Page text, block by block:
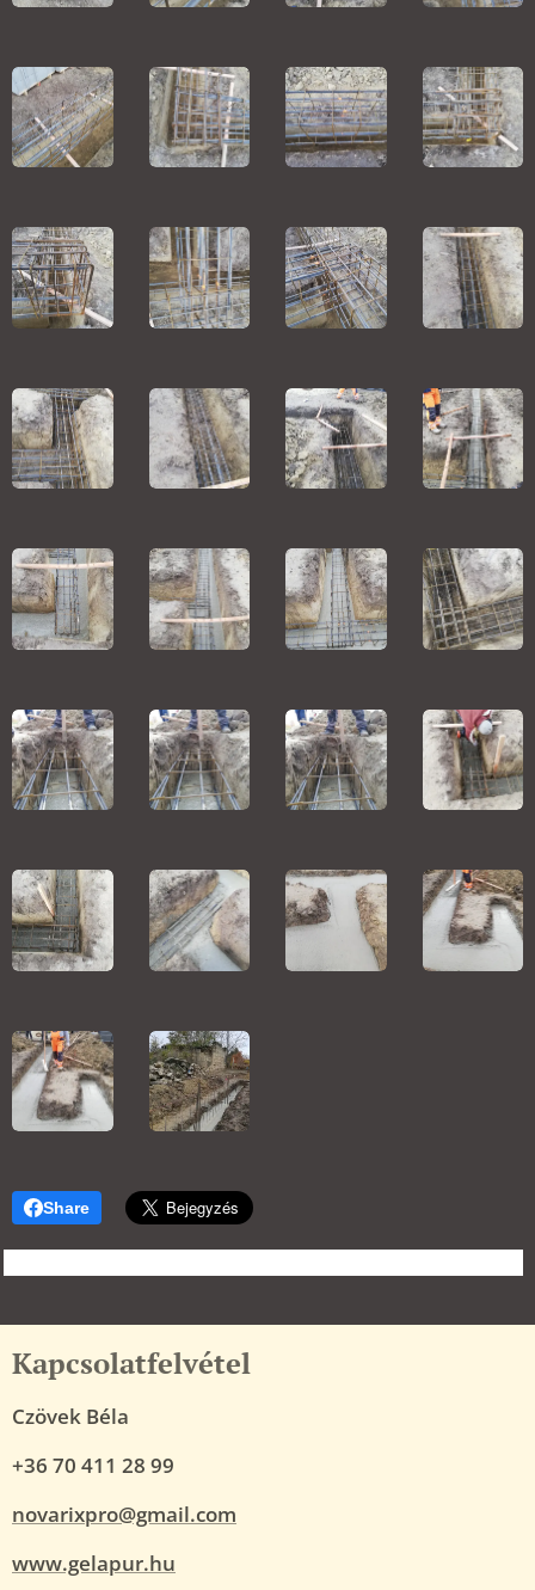
Share
Kapcsolatfelvétel
Czövek Béla
+36 70 411 28 99
novarixpro@gmail.com
www.gelapur.hu